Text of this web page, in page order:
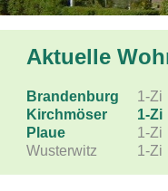
Aktuelle
Brandenburg 1-Zi
Kirchmöser
1-Zi
Plaue
1-Zi
Wusterwitz
1-Zi